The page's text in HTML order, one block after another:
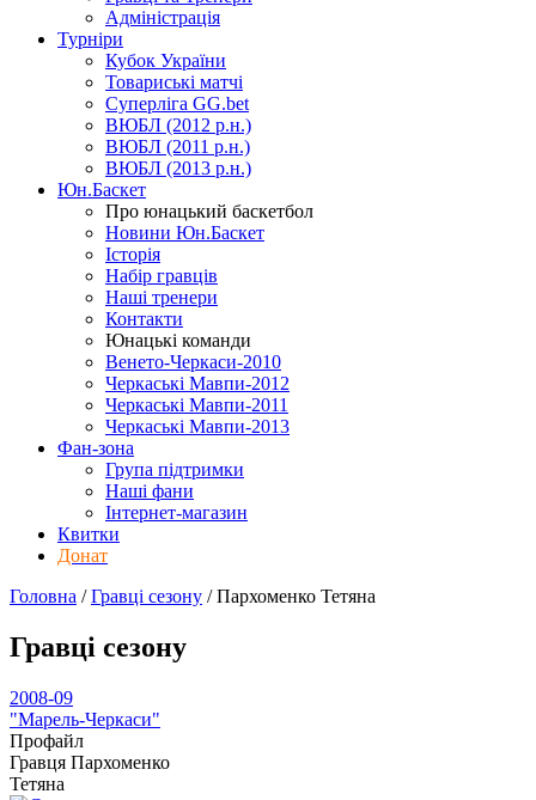
Адміністрація
Турніри
Кубок України
Товариські матчі
Суперліга GG.bet
ВЮБЛ (2012 р.н.)
ВЮБЛ (2011 р.н.)
ВЮБЛ (2013 р.н.)
Юн.Баскет
Про юнацький баскетбол
Новини Юн.Баскет
Історія
Набір гравців
Наші тренери
Контакти
Юнацькі команди
Венето-Черкаси-2010
Черкаські Мавпи-2012
Черкаські Мавпи-2011
Черкаські Мавпи-2013
Фан-зона
Група підтримки
Наші фани
Інтернет-магазин
Квитки
Донат
Головна /Гравці сезону /Пархоменко Тетяна
Гравці сезону
2008-09
"Марель-Черкаси"
Профайл
Гравця Пархоменко
Тетяна